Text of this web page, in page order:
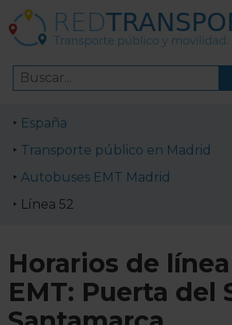
España
Transporte público en Madrid
Autobuses EMT Madrid
Línea 52
Horarios de
EMT: Puerta del